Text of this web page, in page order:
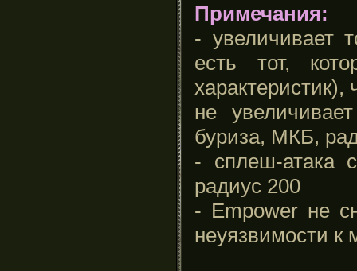
Примечания:
- увеличивает
есть тот,
не
буриза, МКБ,
- сплеш-атака
радиус 200
- Empower не
неуязвимости к